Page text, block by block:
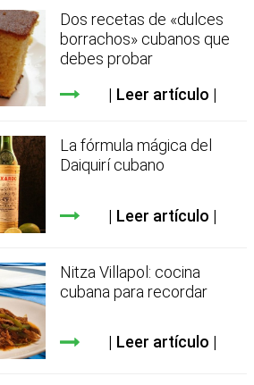
Dos recetas de «dulces
borrachos» cubanos que
debes probar
Leer artículo
La fórmula mágica del
Daiquirí cubano
Leer artículo
Nitza Villapol: cocina
cubana para recordar
Leer artículo